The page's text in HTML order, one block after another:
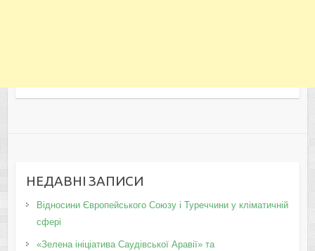
НЕДАВНІ ЗАПИСИ
Відносини Європейського Союзу і Туреччини у кліматичній
сфері
«Зелена ініціатива Саудівської Аравії» та